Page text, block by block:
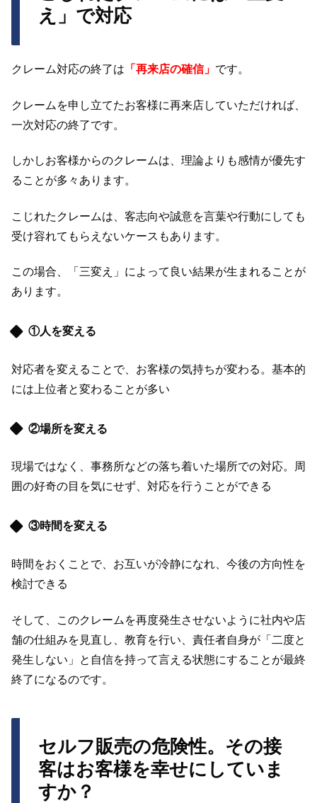
え」で対応
クレーム対応の終了は 「再来店の確信」 です。
クレームを申し立てたお客様に再来店していただければ、
一次対応の終了です。
しかしお客様からのクレームは、理論よりも感情が優先す
ることが多々あります。
こじれたクレームは、客志向や誠意を言葉や行動にしても
受け容れてもらえないケースもあります。
この場合、「三変え」によって良い結果が生まれることが
あります。
①人を変える
対応者を変えることで、お客様の気持ちが変わる。基本的
には上位者と変わることが多い
②場所を変える
現場ではなく、事務所などの落ち着いた場所での対応。周
囲の好奇の目を気にせず、対応を行うことができる
③時間を変える
時間をおくことで、お互いが冷静になれ、今後の方向性を
検討できる
そして、このクレームを再度発生させないように社内や店
舗の仕組みを見直し、教育を行い、責任者自身が「二度と
発生しない」と自信を持って言える状態にすることが最終
終了になるのです。
セルフ販売の危険性。その接
客はお客様を幸せにしていま
すか？